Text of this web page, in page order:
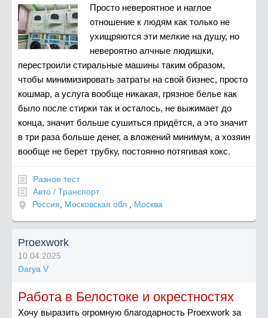
Просто невероятное и наглое
отношение к людям как только не
ухищряются эти мелкие на душу, но
невероятно алчные людишки,
перестроили стиральные машины таким образом,
чтобы минимизировать затраты на свой бизнес, просто
кошмар, а услуга вообще никакая, грязное белье как
было после стирки так и осталось, не выжимает до
конца, значит больше сушиться придётся, а это значит
в три раза больше денег, а вложений минимум, а хозяин
вообще не берет трубку, постоянно потягивая кокс.
Разное тест
Авто / Транспорт
Россия, Московская обл., Москва
Proexwork
10.04.2025
Darya V
Работа в Белостоке и окрестностях
Хочу выразить огромную благодарность Proexwork за